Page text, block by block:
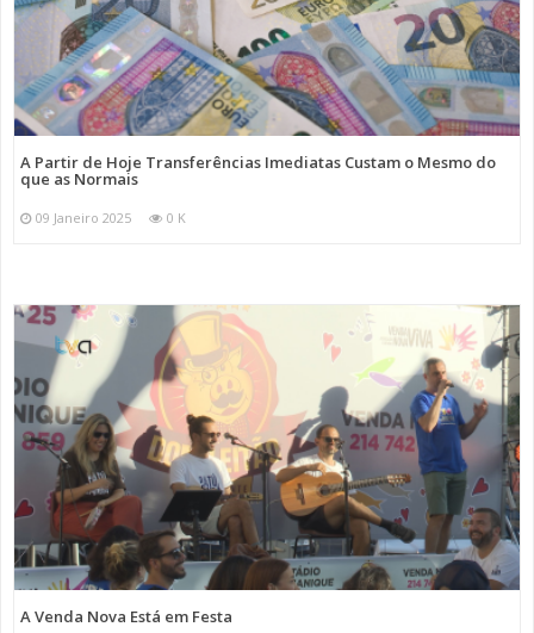
A Partir de Hoje Transferências Imediatas Custam o Mesmo do
que as Normais
09 Janeiro 2025 0 K
A Venda Nova Está em Festa